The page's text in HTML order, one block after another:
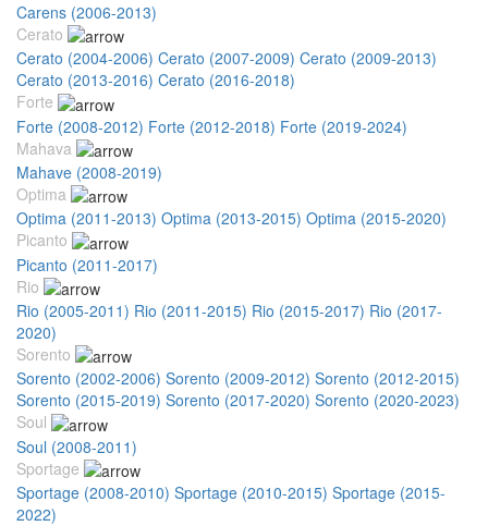
Carens (2006-2013)
Cerato
Cerato (2004-2006) Cerato (2007-2009) Cerato (2009-2013)
Cerato (2013-2016) Cerato (2016-2018)
Forte
Forte (2008-2012) Forte (2012-2018) Forte (2019-2024)
Mahava
Mahave (2008-2019)
Optima
Optima (2011-2013) Optima (2013-2015) Optima (2015-2020)
Picanto
Picanto (2011-2017)
Rio
Rio (2005-2011) Rio (2011-2015) Rio (2015-2017) Rio (2017-
2020)
Sorento
Sorento (2002-2006) Sorento (2009-2012) Sorento (2012-2015)
Sorento (2015-2019) Sorento (2017-2020) Sorento (2020-2023)
Soul
Soul (2008-2011)
Sportage
Sportage (2008-2010) Sportage (2010-2015) Sportage (2015-
2022)